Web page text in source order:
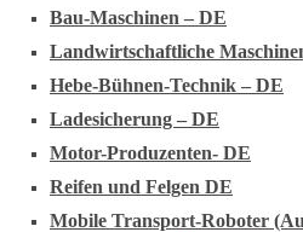
Bau-Maschinen – DE
Landwirtschaftliche
Hebe-Bühnen-Technik – DE
Ladesicherung – DE
Motor-Produzenten- DE
Reifen und Felgen DE
Mobile Transport-Roboter